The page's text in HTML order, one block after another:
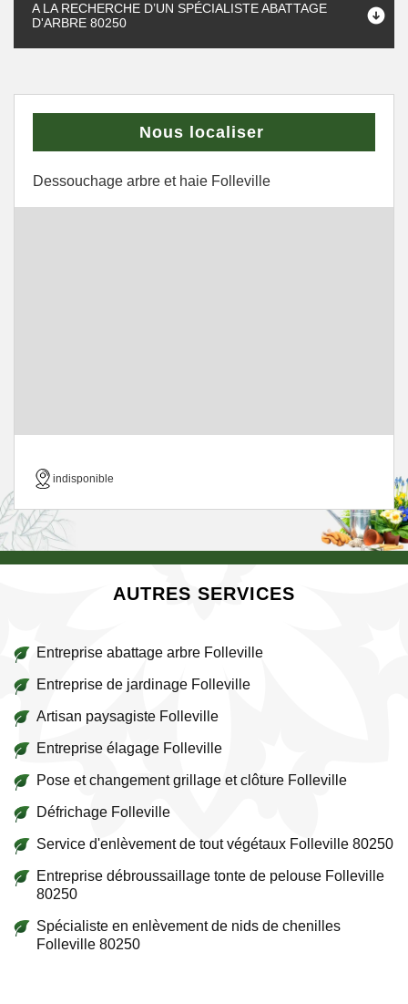
A LA RECHERCHE D’UN SPÉCIALISTE ABATTAGE
D'ARBRE 80250
Nous localiser
Dessouchage arbre et haie Folleville
indisponible
AUTRES SERVICES
Entreprise abattage arbre Folleville
Entreprise de jardinage Folleville
Artisan paysagiste Folleville
Entreprise élagage Folleville
Pose et changement grillage et clôture Folleville
Défrichage Folleville
Service d'enlèvement de tout végétaux Folleville 80250
Entreprise débroussaillage tonte de pelouse Folleville
80250
Spécialiste en enlèvement de nids de chenilles
Folleville 80250